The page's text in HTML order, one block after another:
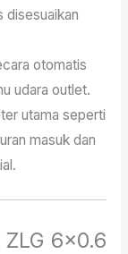
disesuaikan
otomatis
udara outlet.
utama seperti
masuk dan
6×0.6